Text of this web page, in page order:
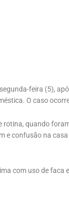
feira (5),
O caso
quando
e confusão na
com uso de faca